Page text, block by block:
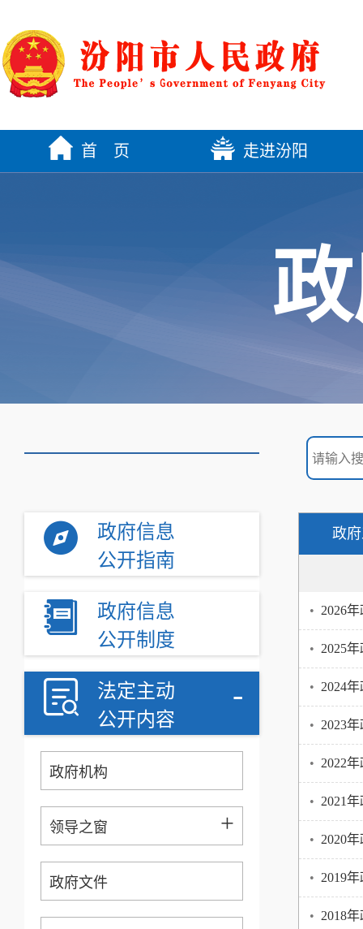
首 页 走进汾阳
政府信息
公开指南
政府信息
公开制度
法定主动
公开内容
-
政府机构
领导之窗 +
政府文件
政
• 2026
• 2025
• 2024
• 2023
• 2022
• 2021
• 2020
• 2019
• 2018